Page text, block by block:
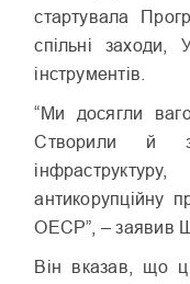
стартувала
спільні заходи,
інструментів.
“Ми досягли
Створили й
антикорупційну
ОЕСР”, – заявив
Він вказав, що